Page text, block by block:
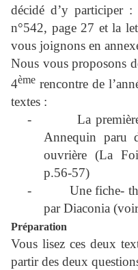
décidé d’y participer
n°542, page 27 et la
vous joignons en
Nous vous proposons
4ème rencontre de
textes :
-
La
Annequin paru
ouvrière (La
p.56-57)
-
Une fiche-
par Diaconia
Préparation
Vous lisez ces deux
partir des deux